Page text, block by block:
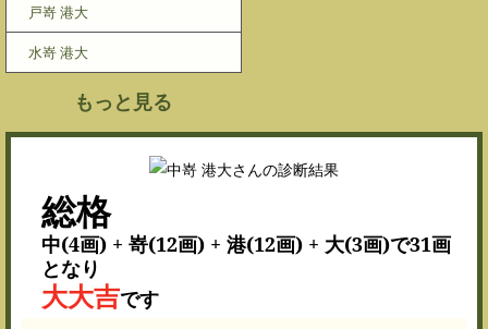
戸嵜 港大
水嵜 港大
もっと見る
総格
中(4画) + 嵜(12画) + 港(12画) + 大(3画)で31画
となり
大大吉です